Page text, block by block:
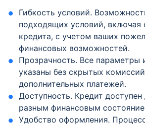
Гибкость условий.
подходящих условий, включая
кредита, с учетом ваших
финансовых возможностей.
Прозрачность. Все параметры
указаны без скрытых
дополнительных платежей.
Доступность. Кредит
разным финансовым
Удобство оформления.